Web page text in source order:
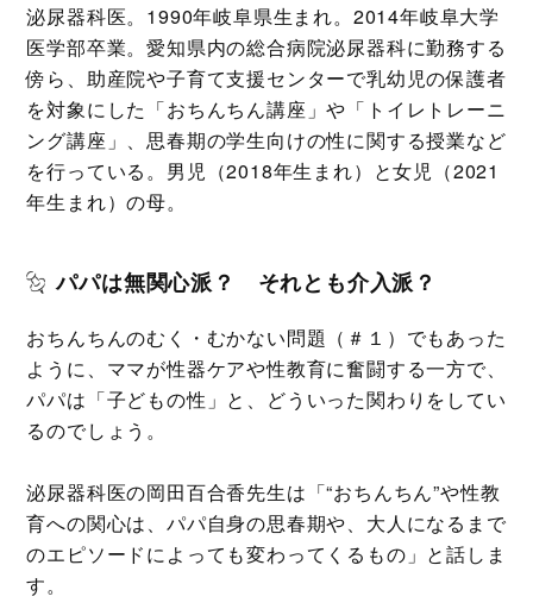
泌尿器科医。1990年岐阜県生まれ。2014年岐阜大学
医学部卒業。愛知県内の総合病院泌尿器科に勤務する
傍ら、助産院や子育て支援センターで乳幼児の保護者
を対象にした「おちんちん講座」や「トイレトレーニ
ング講座」、思春期の学生向けの性に関する授業など
を行っている。男児（2018年生まれ）と女児（2021
年生まれ）の母。
パパは無関心派？ それとも介入派？
おちんちんのむく・むかない問題（＃１）でもあった
ように、ママが性器ケアや性教育に奮闘する一方で、
パパは「子どもの性」と、どういった関わりをしてい
るのでしょう。
泌尿器科医の岡田百合香先生は「“おちんちん”や性教
育への関心は、パパ自身の思春期や、大人になるまで
のエピソードによっても変わってくるもの」と話しま
す。